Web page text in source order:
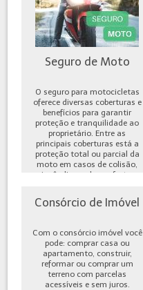
Seguro de Moto
O seguro para motocicletas
oferece diversas coberturas e
benefícios para garantir
proteção e tranquilidade ao
proprietário. Entre as
principais coberturas está a
proteção total ou parcial da
moto em casos de colisão,
incêndio, roubo ou furto,
Consórcio de Imóvel
Com o consórcio imóvel você
pode: comprar casa ou
apartamento, construir,
reformar ou comprar um
terreno com parcelas
acessíveis e sem juros.